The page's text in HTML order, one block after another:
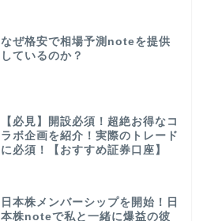
なぜ格安で相場予測noteを提供
しているのか？
【必見】開設必須！超絶お得なコ
ラボ企画を紹介！実際のトレード
に必須！【おすすめ証券口座】
日本株メンバーシップを開始！日
本株noteで私と一緒に爆益の彼